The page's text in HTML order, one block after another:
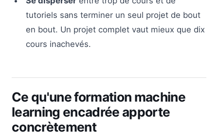
tutoriels sans terminer un seul projet de bout
en bout. Un projet complet vaut mieux que dix
cours inachevés.
Ce qu'une formation machine
learning encadrée apporte
concrètement